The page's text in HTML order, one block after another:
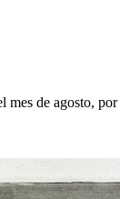
de agosto,